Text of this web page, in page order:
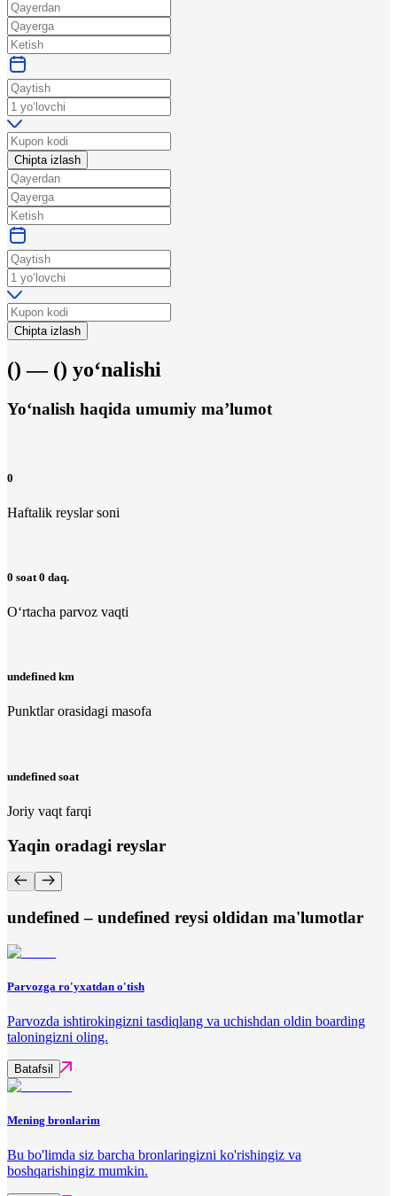
Chipta izlash
Chipta izlash
() — () yo‘nalishi
Yo‘nalish haqida umumiy ma’lumot
0
Haftalik reyslar soni
0 soat 0 daq.
O‘rtacha parvoz vaqti
undefined km
Punktlar orasidagi masofa
undefined soat
Joriy vaqt farqi
Yaqin oradagi reyslar
undefined – undefined reysi oldidan ma'lumotlar
Parvozga ro'yxatdan o'tish
Parvozda ishtirokingizni tasdiqlang va uchishdan oldin boarding
taloningizni oling.
Batafsil
Mening bronlarim
Bu bo'limda siz barcha bronlaringizni ko'rishingiz va
boshqarishingiz mumkin.